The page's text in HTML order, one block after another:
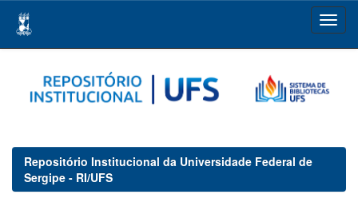
navigation
Repositório Institucional da Universidade Federal de
Sergipe - RI/UFS